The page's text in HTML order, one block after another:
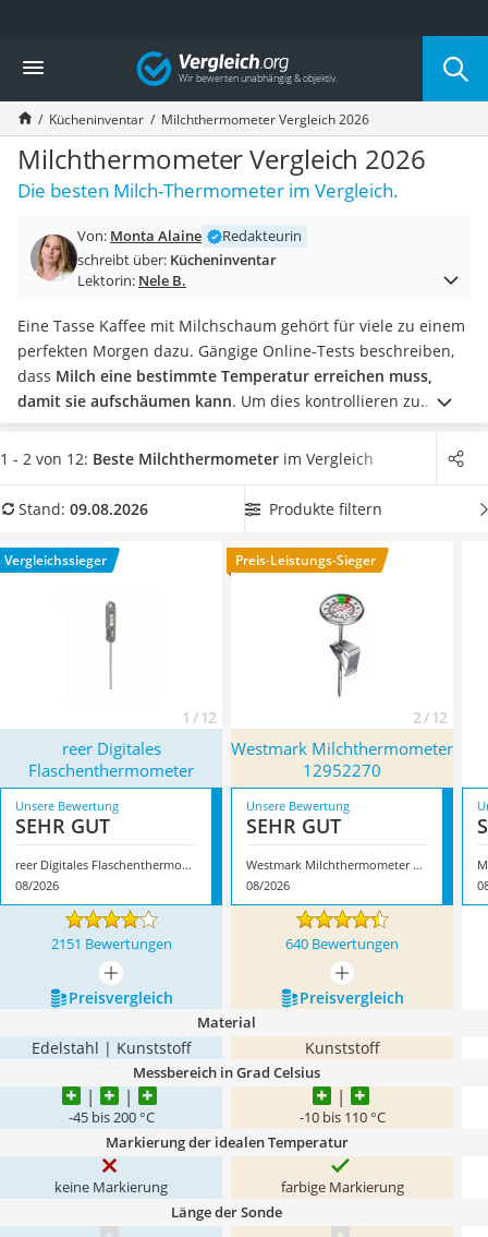
Die beliebtesten Vergleiche nach Kategorie
Haushalt
Wassersprudler
Zentralstaubsauger
Brotbackautomat
Wischroboter
Wäschespinne
Spülmaschinentabs
Akku-Staubsauger
AEG-Waschmaschine
Saug-Wisch-Roboter
Handstaubsauger
Milchaufschäumer
Kondenstrockner
Reiskocher
Tierhaarstaubsauger
Nespresso-Maschine
Messerschärfer
Vergleich
Kücheninventar Milchthermometer Vergleich 2026
Milchthermometer Vergleich 2026
Die besten Milch-Thermometer im Vergleich.
Von: Monta Alaine
Redakteurin
schreibt über: Kücheninventar
Lektorin: Nele B.
Eine Tasse Kaffee mit Milchschaum gehört für viele zu einem
perfekten Morgen dazu. Gängige Online-Tests beschreiben,
dass Milch eine bestimmte Temperatur erreichen muss,
damit sie aufschäumen kann. Um dies kontrollieren zu
können, sind vieleKüchenthermometer für Flüssigkeiten
erhältlich. Dazu zählen auch Milchthermometer, an denen
In unserer Vergleichstabelle finden Sie viele
praktisch an Ihrer Kanne befestigen können, um die
Temperatur zu überwachen. Überzeugt hat uns hier im
August 2026 besonders das Modell
reer Digitales
Flaschenthermometer
mit seinen Eigenschaften.
1 - 2 von 12: Beste Milchthermometer im Vergleich
Stand: 09.08.2026 Produkte filtern
Vergleichssieger
1 / 12
Preis-Leistungs-Sieger
2 / 12
reer Digitales
Flaschenthermometer
Westmark Milchthermometer
12952270
Unsere Bewertung
SEHR GUT
reer Digitales Flaschenthermometer
08/2026
Unsere Bewertung
SEHR GUT
Westmark Milchthermometer 12952270
08/2026
2151 Bewertungen 640 Bewertungen
mehr anzeigen
mehr anzeigen
Preis­vergleich
Preis­vergleich
Material
Edelstahl | Kunststoff Kunststoff
Messbereich in Grad Celsius
-45 bis 200 °C -10 bis 110 °C
Markierung der idealen Temperatur
keine Markierung farbige Markierung
Länge der Sonde